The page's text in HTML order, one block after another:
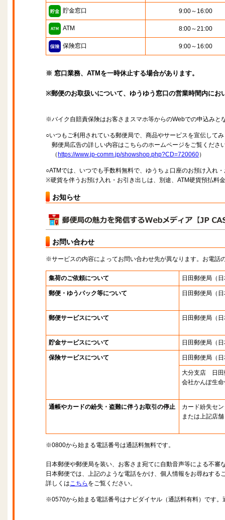
貯金窓口 9:00～16:00
ATM 8:00～21:00
保険窓口 9:00～16:00
※ 窓口業務、ATMを一時休止する場合があります。
※郵便のお取扱いについて、ゆうゆう窓口の営業時間内に
※バイク自賠責保険はお客さまスマホ等からのWebでの申込みと
○いつもご利用されている郵便局で、商品やサービスを宣伝して
郵便局広告の詳しい内容はこちらのホームページをご覧くださ
（ https://www.jp-comm.jp/showshop.php?CD=720060）
○ATMでは、いつでも手数料無料で、ゆうちょ口座のお預け入れ
※硬貨を伴うお預け入れ・お引き出しは、別途、ATM硬貨預払料
お知らせ
お問い合わせ
※サービスの内容によってお問い合わせ先が異なります。お電話
集荷のご依頼について 日田郵便局 （
郵便・ゆうパック等について 日田郵便局 （
郵便サービスについて 日田郵便局 （
貯金サービスについて 日田郵便局 （
保険サービスについて 日田郵便局 （
大分支店 日田
会社かんぽ生
通帳やカードの紛失・盗難に伴うお取引の停止
カード紛失セ
または上記店舗
※0800から始まる電話番号は通話料無料です。
日本郵便や郵便局を装い、お客さま宛てに自動音声等による不審
日本郵便では、上記のような電話をかけ、個人情報をお尋ねする
詳しくはこちら をご覧ください。
※0570から始まる電話番号はナビダイヤル（通話料有料）です